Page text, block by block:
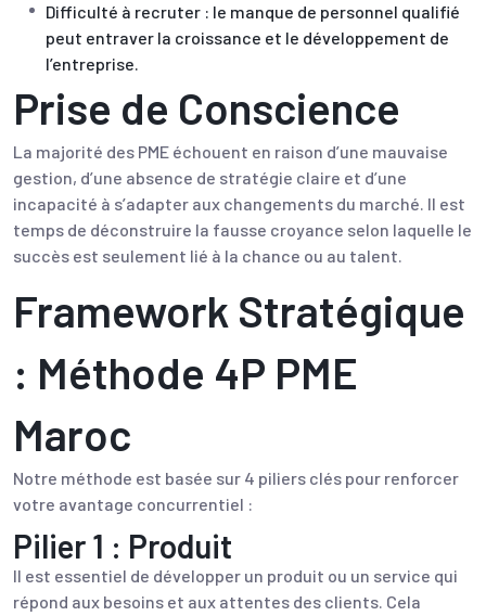
Difficulté à recruter : le manque de personnel qualifié
peut entraver la croissance et le développement de
l’entreprise.
Prise de Conscience
La majorité des PME échouent en raison d’une mauvaise
gestion, d’une absence de stratégie claire et d’une
incapacité à s’adapter aux changements du marché. Il est
temps de déconstruire la fausse croyance selon laquelle le
succès est seulement lié à la chance ou au talent.
Framework Stratégique
: Méthode 4P PME
Maroc
Notre méthode est basée sur 4 piliers clés pour renforcer
votre avantage concurrentiel :
Pilier 1 : Produit
Il est essentiel de développer un produit ou un service qui
répond aux besoins et aux attentes des clients. Cela